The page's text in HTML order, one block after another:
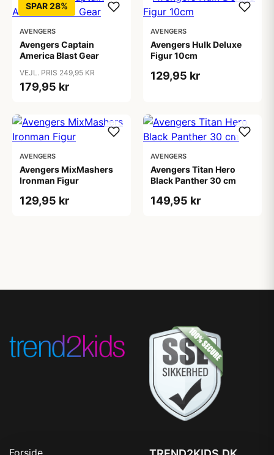
SPAR 28%
AVENGERS
Avengers Captain
America Blast Gear
VEJL. PRIS 249,95 KR
179,95 kr
AVENGERS
Avengers Hulk Deluxe
Figur 10cm
129,95 kr
AVENGERS
Avengers MixMashers
Ironman Figur
129,95 kr
AVENGERS
Avengers Titan Hero
Black Panther 30 cm
149,95 kr